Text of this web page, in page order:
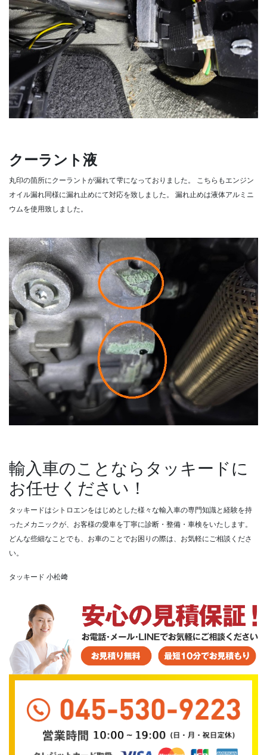
クーラント液
丸印の箇所にクーラントが漏れて雫になっておりました。
こちらもエンジン
オイル漏れ同様に漏れ止めにて対応を致しました。
漏れ止めは液体アルミニ
ウムを使用致しました。
輸入車のことならタッキードに
お任せください！
タッキードはシトロエンをはじめとした様々な輸入車の専門知識と経験を持
ったメカニックが、お客様の愛車を丁寧に診断・整備・車検をいたします。
どんな些細なことでも、お車のことでお困りの際は、お気軽にご相談くださ
い。
タッキード 小松﨑